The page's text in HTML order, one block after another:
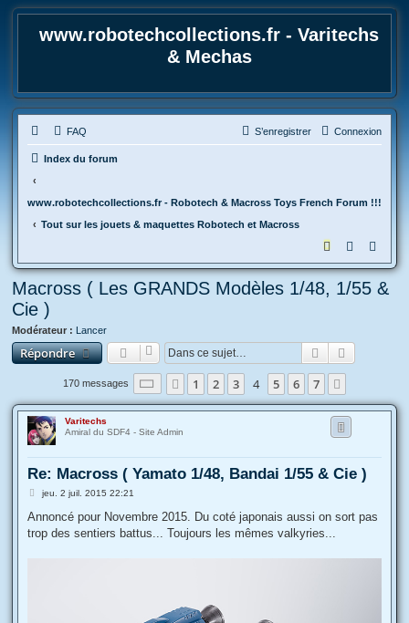
www.robotechcollections.fr - Varitechs
& Mechas
FAQ Connexion
S’enregistrer
Index du forum
www.robotechcollections.fr - Robotech & Macross Toys French Forum !!!
Tout sur les jouets & maquettes Robotech et Macross
e
c
h
Macross ( Les GRANDS Modèles 1/48, 1/55 &
Cie )
Modérateur : Lancer
Répondre Rechercher
170 messages Page sur7
Précédente
1 2 3 4 5 6 7
Varitechs
Amiral du SDF4 - Site Admin
Re: Macross ( Yamato 1/48, Bandai 1/55 & Cie )
M
s
a
jeu. 2 juil. 2015 22:21
Annoncé pour Novembre 2015. Du coté japonais aussi on sort pas
trop des sentiers battus... Toujours les mêmes valkyries...